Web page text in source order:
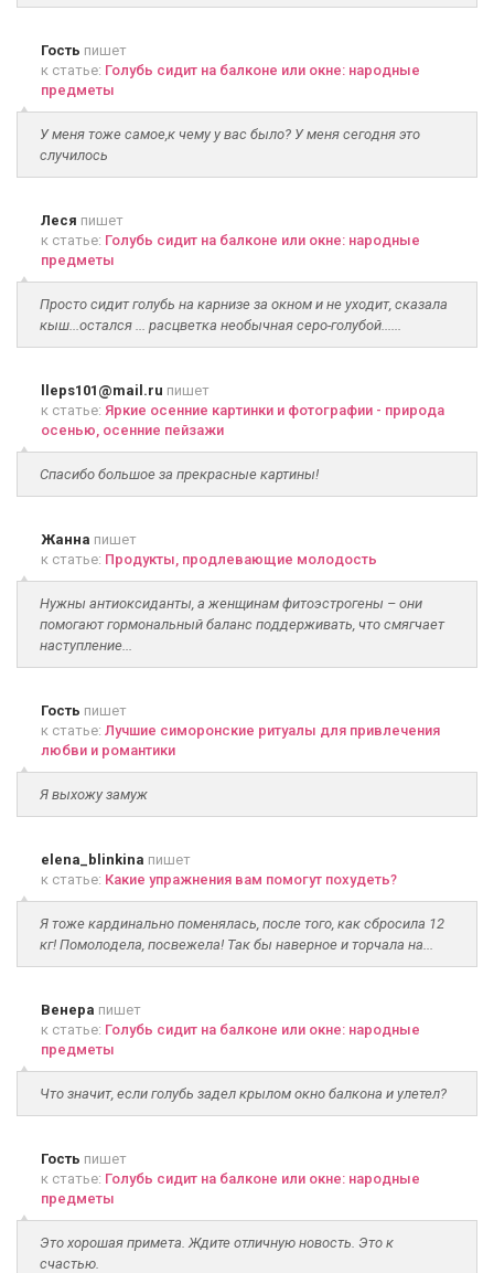
Гость пишет
к статье: Голубь сидит на балконе или окне: народные
предметы
У меня тоже самое,к чему у вас было? У меня сегодня это
случилось
Леся пишет
к статье: Голубь сидит на балконе или окне: народные
предметы
Просто сидит голубь на карнизе за окном и не уходит, сказала
кыш...остался ... расцветка необычная серо-голубой......
lleps101@mail.ru пишет
к статье: Яркие осенние картинки и фотографии - природа
осенью, осенние пейзажи
Спасибо большое за прекрасные картины!
Жанна пишет
к статье: Продукты, продлевающие молодость
Нужны антиоксиданты, а женщинам фитоэстрогены – они
помогают гормональный баланс поддерживать, что смягчает
наступление...
Гость пишет
к статье: Лучшие симоронские ритуалы для привлечения
любви и романтики
Я выхожу замуж
elena_blinkina пишет
к статье: Какие упражнения вам помогут похудеть?
Я тоже кардинально поменялась, после того, как сбросила 12
кг! Помолодела, посвежела! Так бы наверное и торчала на...
Венера пишет
к статье: Голубь сидит на балконе или окне: народные
предметы
Что значит, если голубь задел крылом окно балкона и улетел?
Гость пишет
к статье: Голубь сидит на балконе или окне: народные
предметы
Это хорошая примета. Ждите отличную новость. Это к
счастью.